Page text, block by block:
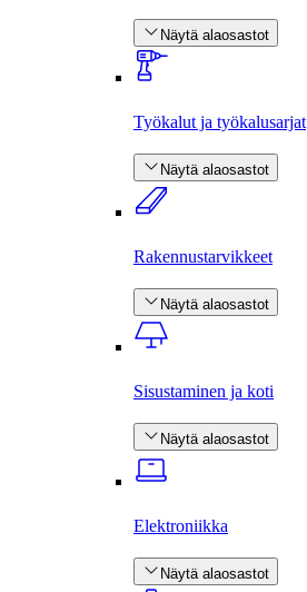
Näytä alaosastot
Työkalut ja työkalusarjat
Näytä alaosastot
Rakennus­tarvikkeet
Näytä alaosastot
Sisustaminen ja koti
Näytä alaosastot
Elektroniikka
Näytä alaosastot